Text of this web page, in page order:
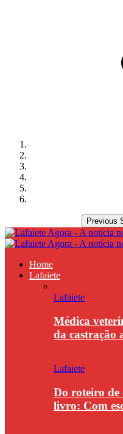
Previous
Home
Lafaiete
Lafaiete
Médica
da castração
Lafaiete
Do roteiro de
livro: Com